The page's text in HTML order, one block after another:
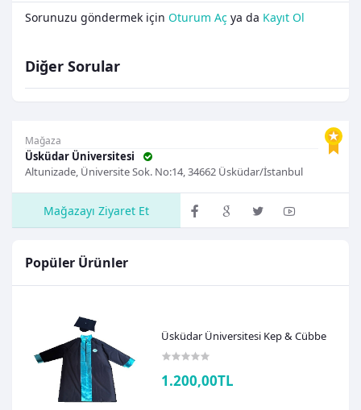
Mağaza
Üsküdar Üniversitesi
Altunizade, Üniversite Sok. No:14, 34662 Üsküdar/İstanbul
Mağazayı Ziyaret Et
Popüler Ürünler
Üsküdar Üniversitesi Kep & Cübbe
1.200,00TL
Sorunuzu göndermek için Oturum Aç ya da Kayıt Ol
Diğer Sorular